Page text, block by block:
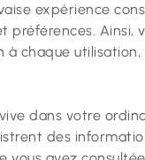
expérience
préférences. Ainsi,
chaque
dans votre
des